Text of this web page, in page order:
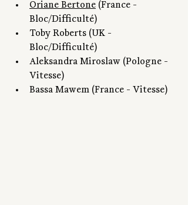
Oriane Bertone (France -
Bloc/Difficulté)
Toby Roberts (UK -
Bloc/Difficulté)
Aleksandra Miroslaw (Pologne -
Vitesse)
Bassa Mawem (France - Vitesse)